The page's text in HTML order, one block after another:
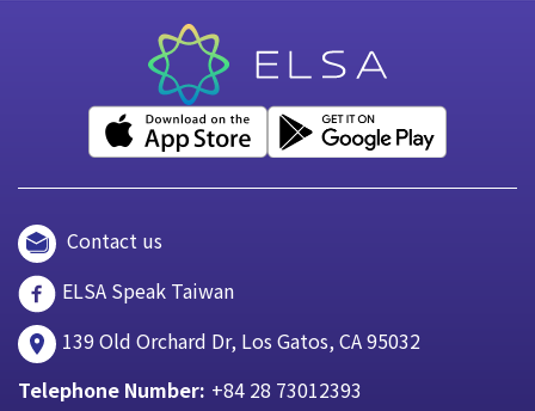
Contact us
ELSA Speak Taiwan
139 Old Orchard Dr, Los Gatos, CA 95032
Telephone Number: +84 28 73012393